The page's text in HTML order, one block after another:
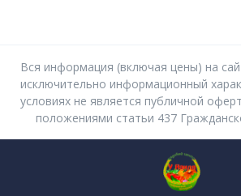
Вся информация (включая цены) на
исключительно информационный
условиях не является публичной
положениями статьи 437